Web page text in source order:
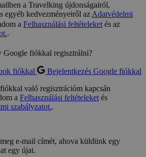
a Travelking újdonságairól,
egyéb kedvezményeiről azAdatvédelmi
a Felhasználási feltételeketés az
.
Google fiókkal regisztrálni?
fiókkal
Bejelentkezés Google fiókkal
való regisztrációm kapcsán
a Felhasználási feltételeketés
szabályzatot..
e-mail címét, ahova küldünk egy
egy újat.